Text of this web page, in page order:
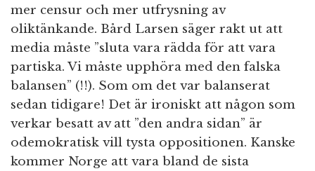
mer censur och mer utfrysning av
oliktänkande. Bård Larsen säger rakt ut att
media måste ”sluta vara rädda för att vara
partiska. Vi måste upphöra med den falska
balansen” (!!). Som om det var balanserat
sedan tidigare! Det är ironiskt att någon som
verkar besatt av att ”den andra sidan” är
odemokratisk vill tysta oppositionen. Kanske
kommer Norge att vara bland de sista